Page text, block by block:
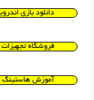
دانلود بازی
فروشگاه
آموزش هاستینگ